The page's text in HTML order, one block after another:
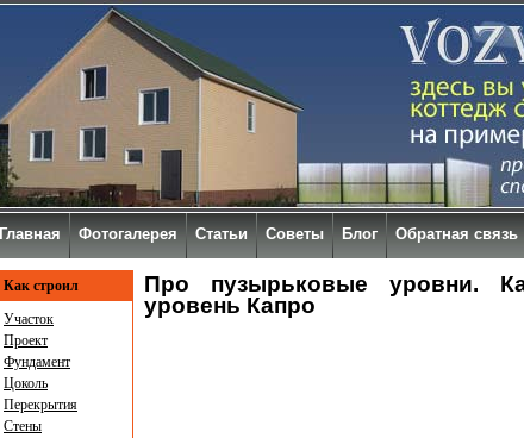
Про пузырьковые уровни.
уровень Капро
Как строил
Участок
Проект
Фундамент
Цоколь
Перекрытия
Стены
Главная Фотогалерея Статьи Советы Блог Обратная связь